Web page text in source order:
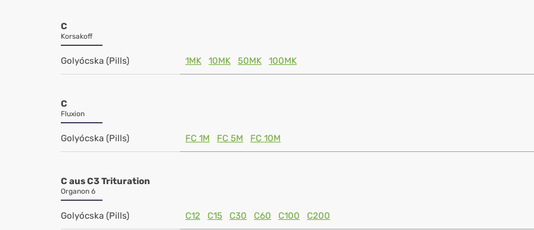
C
Korsakoff
Golyócska (Pills) 1MK 10MK 50MK 100MK
C
Fluxion
Golyócska (Pills) FC 1M FC 5M FC 10M
C aus C3 Trituration
Organon 6
Golyócska (Pills) C12 C15 C30 C60 C100 C200